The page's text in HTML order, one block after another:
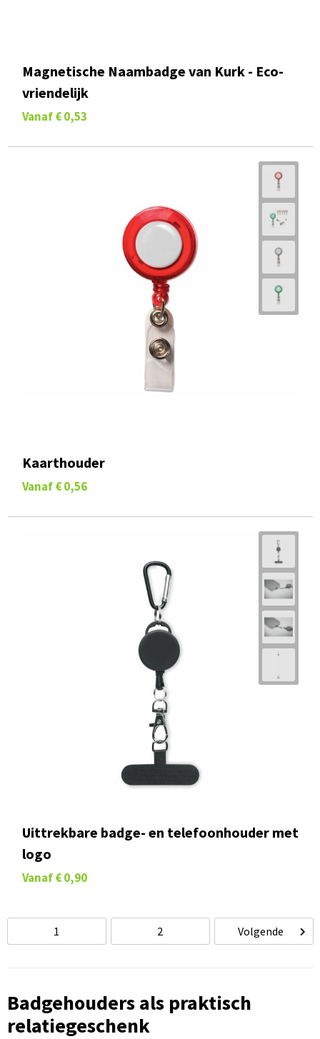
Magnetische Naambadge van Kurk - Eco-
vriendelijk
Vanaf € 0,53
Kaarthouder
Vanaf € 0,56
Uittrekbare badge- en telefoonhouder met
logo
Vanaf € 0,90
1 2 Volgende
Badgehouders als praktisch
relatiegeschenk